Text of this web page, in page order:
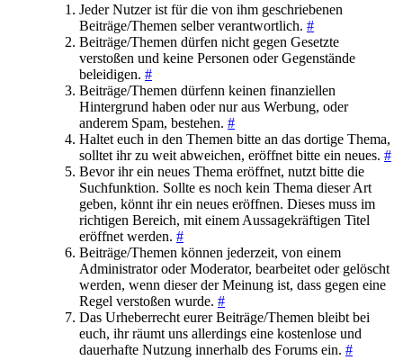
Jeder Nutzer ist für die von ihm geschriebenen
Beiträge/Themen selber verantwortlich. #
Beiträge/Themen dürfen nicht gegen Gesetzte
verstoßen und keine Personen oder Gegenstände
beleidigen. #
Beiträge/Themen dürfenn keinen finanziellen
Hintergrund haben oder nur aus Werbung, oder
anderem Spam, bestehen. #
Haltet euch in den Themen bitte an das dortige Thema,
solltet ihr zu weit abweichen, eröffnet bitte ein neues. #
Bevor ihr ein neues Thema eröffnet, nutzt bitte die
Suchfunktion. Sollte es noch kein Thema dieser Art
geben, könnt ihr ein neues eröffnen. Dieses muss im
richtigen Bereich, mit einem Aussagekräftigen Titel
eröffnet werden. #
Beiträge/Themen können jederzeit, von einem
Administrator oder Moderator, bearbeitet oder gelöscht
werden, wenn dieser der Meinung ist, dass gegen eine
Regel verstoßen wurde. #
Das Urheberrecht eurer Beiträge/Themen bleibt bei
euch, ihr räumt uns allerdings eine kostenlose und
dauerhafte Nutzung innerhalb des Forums ein. #